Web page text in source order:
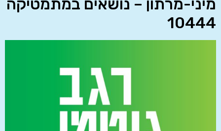
מיני-מרתון – נושאים במתמטיקה
10444